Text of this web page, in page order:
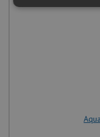
Nezbytně